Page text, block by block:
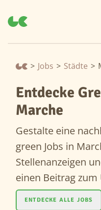
> Jobs > Städte >
Entdecke
Marche
Gestalte eine
green Jobs in
Stellenanzeigen
einen Beitrag
ENTDECKE ALLE JOBS